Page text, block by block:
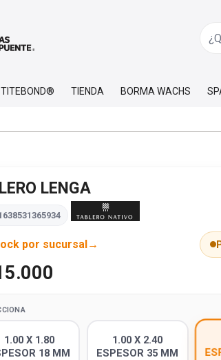
TITEBOND® TIENDA BORMA WACHS
LENGA
por sucursal
1.00 X 1.80
18 MM
1.00 X 2.40
ESPESOR 35 MM